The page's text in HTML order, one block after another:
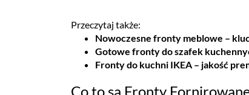
Przeczytaj także:
Nowoczesne fronty meblowe –
Gotowe fronty do szafek
Fronty do kuchni IKEA – jakość
Co to są Fronty